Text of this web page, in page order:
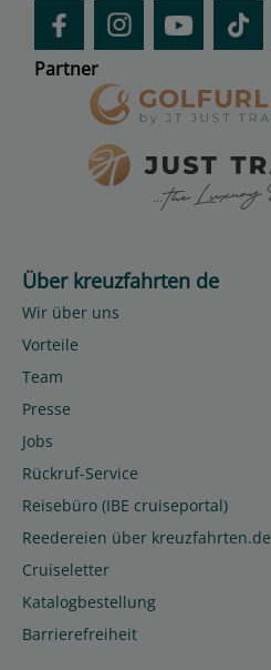
Partner
Über kreuzfahrten de
Wir über uns
Vorteile
Team
Presse
Jobs
Rückruf-Service
Reisebüro (IBE cruiseportal)
Reedereien über kreuzfahrten.de
Cruiseletter
Katalogbestellung
Barrierefreiheit